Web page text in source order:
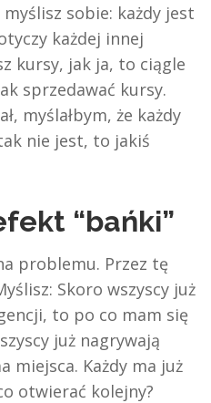
sobie: każdy jest
każdej innej
kursy, jak ja, to ciągle
sprzedawać kursy.
myślałbym, że każdy
nie jest, to jakiś
“bańki”
problemu. Przez tę
Skoro wszyscy już
to po co mam się
już nagrywają
miejsca. Każdy ma już
otwierać kolejny?